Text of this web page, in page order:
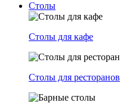
Столы
Столы для кафе
Столы для ресторанов